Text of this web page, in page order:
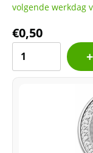
volgende werkdag
€0,50